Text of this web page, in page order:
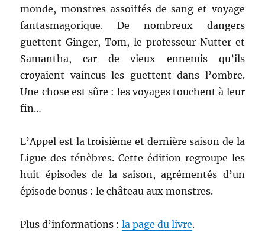
monde, monstres assoiffés de sang et voyage
fantasmagorique. De nombreux dangers
guettent Ginger, Tom, le professeur Nutter et
Samantha, car de vieux ennemis qu’ils
croyaient vaincus les guettent dans l’ombre.
Une chose est sûre : les voyages touchent à leur
fin…
L’Appel est la troisième et dernière saison de la
Ligue des ténèbres. Cette édition regroupe les
huit épisodes de la saison, agrémentés d’un
épisode bonus : le château aux monstres.
Plus d’informations :la page du livre.